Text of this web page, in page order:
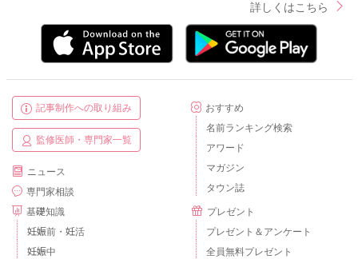
詳しくはこちら
記事制作への取り組み
監修医師・専門家一覧
ニュース
専門家相談
基礎知識
妊娠前・妊活
妊娠中
おすすめ
名前ランキング検索
アワード
マガジン
タウン誌
プレゼント
プレゼント＆アンケート
全員無料プレゼント